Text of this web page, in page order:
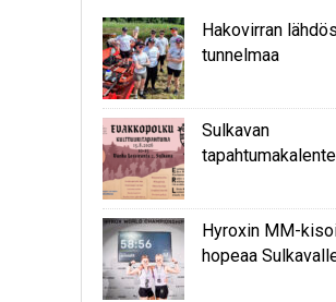
Hakovirran
tunnelmaa
Sulkavan
Hyroxin MM-
hopeaa